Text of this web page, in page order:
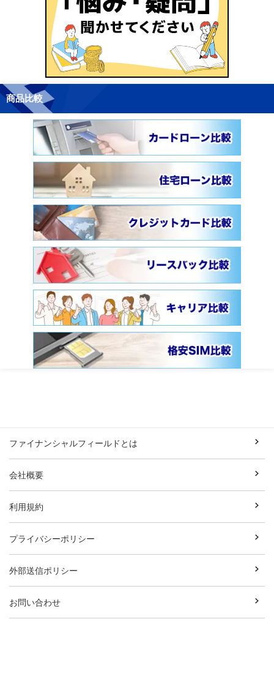
商品比較
ファイナンシャルフィールドとは
会社概要
利用規約
プライバシーポリシー
外部送信ポリシー
お問い合わせ